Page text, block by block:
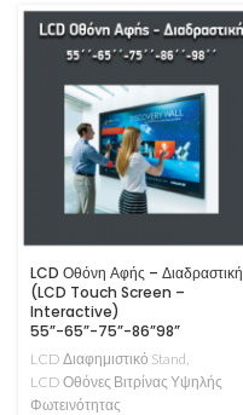
LCD Οθόνη Αφής – Διαδραστική
(LCD Touch Screen –
Interactive)
55”-65”-75”-86”98”
LCD Διαφημιστικό Stand,
LCD Οθόνες Βιτρίνας Υψηλής
Φωτεινότητας